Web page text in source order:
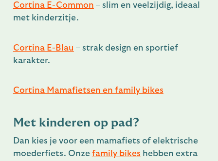
Cortina E-Common – slim en veelzijdig, ideaal
met kinderzitje.
Cortina E-Blau – strak design en sportief
karakter.
Cortina Mamafietsen en family bikes
Met kinderen op pad?
Dan kies je voor een mamafiets of elektrische
moederfiets. Onze family bikes hebben extra